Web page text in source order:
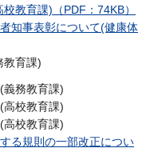
教育課)（PDF：74KB）
知事表彰について(健康体
教育課)
義務教育課)
高校教育課)
高校教育課)
る規則の一部改正につい